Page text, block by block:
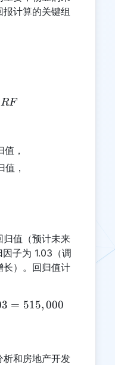
计算的关键组
R \times RF
RF
，
，
归值（预计未来
子为 1.03（调
长）。回归值计
500,000 \times 1.03
= 515,000
析和房地产开发